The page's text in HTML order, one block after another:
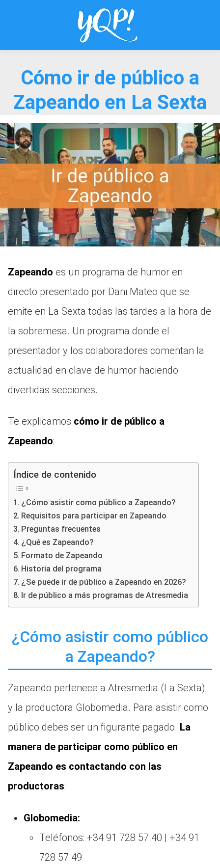
Cómo ir de público a
Zapeando en La Sexta
Zapeando es un programa de humor en
directo presentado por Dani Mateo que se
emite en La Sexta todas las tardes a la hora de
la sobremesa. Un programa donde el
presentador y los colaboradores comentan la
actualidad en clave de humor haciendo
divertidas secciones.
Te explicamos cómo ir de público a
Zapeando:
Índice de contenido
¿Cómo asistir como público a Zapeando?
Requisitos para participar en Zapeando
Preguntas frecuentes
¿Qué es Zapeando?
Formato de Zapeando
Historia del programa
¿Se puede ir de público a Zapeando en 2026?
Ir de público a más programas de Atresmedia
¿Cómo asistir como público
a Zapeando?
Zapeando pertenece a Atresmedia (La Sexta)
y la productora Globomedia. Para asistir como
público debes ser un figurante pagado. La
manera de participar como público en
Zapeando es contactando con las
productoras:
Globomedia:
Teléfonos: +34 91 728 57 40 | +34 91
728 57 49